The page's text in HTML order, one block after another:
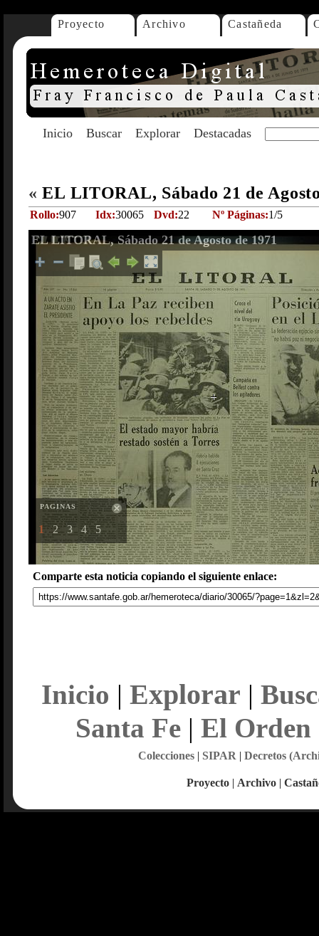
Proyecto Archivo Castañeda
Inicio Buscar Explorar Destacadas
« EL LITORAL, Sábado 21 de
Rollo:907 Idx:30065 Dvd:22 Nº Páginas:1/5
EL LITORAL, Sábado 21 de Agosto de 1971
PAGINAS
1 2 3 4 5
Comparte esta noticia copiando el siguiente enlace:
Inicio | Explorar |
Santa Fe| El Orden
Colecciones| SIPAR | Decretos
Proyecto | Archivo |